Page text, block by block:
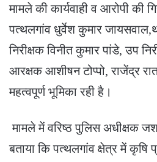
मामले की कार्यवाही व आरोपी की
पत्थलगांव धुर्वेश कुमार
निरीक्षक विनीत कुमार पांडे, उप
आरक्षक आशीषन टोप्पो, राजेंद्र
महत्वपूर्ण भूमिका रही है।
मामले में वरिष्ठ पुलिस अधीक्षक
बताया कि पत्थलगांव क्षेत्र में कृषि